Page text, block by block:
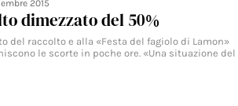
2015
dimezzato del 50%
del raccolto e alla «Festa del fagiolo di Lamon»
le scorte in poche ore. «Una situazione del